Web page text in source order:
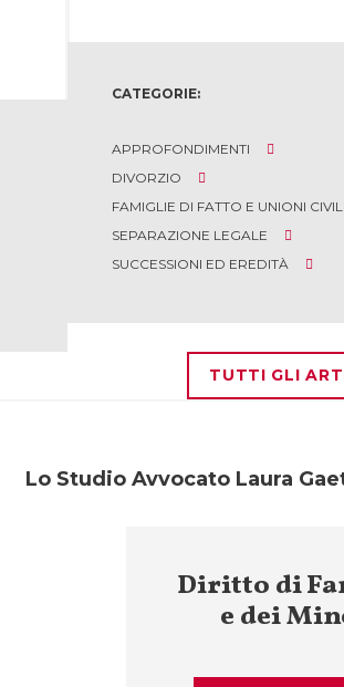
CATEGORIE:
APPROFONDIMENTI
DIVORZIO
FAMIGLIE DI FATTO E UNIONI CIVILI
SEPARAZIONE LEGALE
SUCCESSIONI ED EREDITÀ
TUTTI GLI
Lo Studio Avvocato Laura
Diritto di
e dei